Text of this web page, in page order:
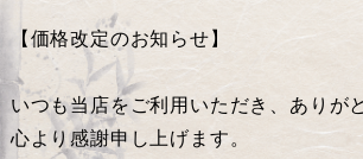
【価格改定のお知らせ】
いつも当店をご利用いただき、ありが
心より感謝申し上げます。